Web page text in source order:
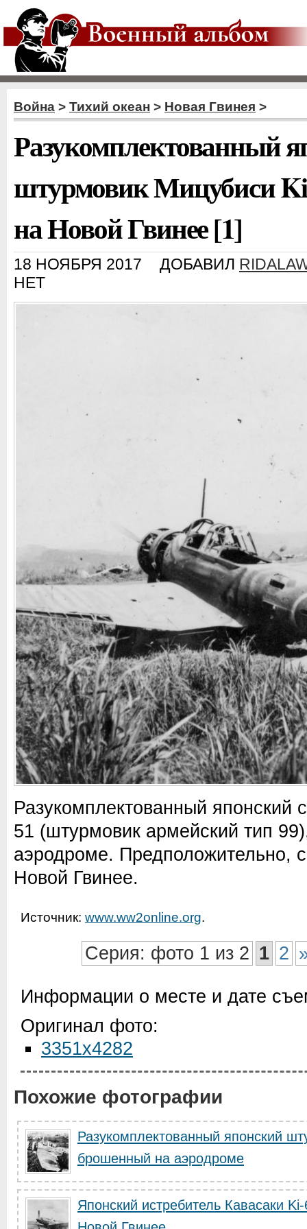
Война > Тихий океан > Новая Гвинея >
Разукомплектованный
штурмовик Мицубиси
на Новой Гвинее [1]
18 НОЯБРЯ 2017 ДОБАВИЛ
НЕТ
Разукомплектованный японский
51 (штурмовик армейский тип
аэродроме. Предположительно,
Новой Гвинее.
Источник: www.ww2online.org.
Серия: фото 1 из 2 1 2
Информации о месте и дате
Оригинал фото:
3351x4282
Похожие фотографии
Разукомплектованный японский
брошенный на аэродроме
Японский истребитель Кавасаки